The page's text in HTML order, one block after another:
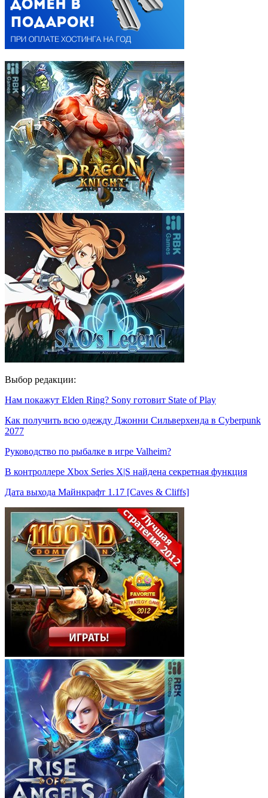
Выбор редакции:
Нам покажут Elden Ring? Sony готовит State of Play
Как получить всю одежду Джонни Сильверхенда в Cyberpunk
2077
Руководство по рыбалке в игре Valheim?
В контроллере Xbox Series X|S найдена секретная функция
Дата выхода Майнкрафт 1.17 [Caves & Cliffs]